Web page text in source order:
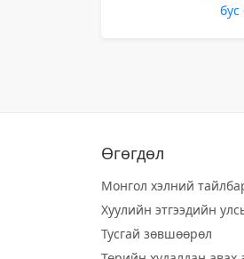
бус
Өгөгдөл
Монгол хэлний
Хуулийн этгээдийн
Тусгай зөвшөөрөл